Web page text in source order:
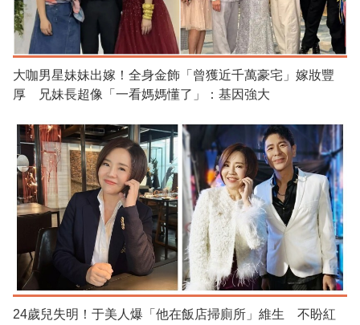
大咖男星妹妹出嫁！全身金飾「曾獲近千萬豪宅」嫁妝豐
厚 兄妹長超像「一看媽媽懂了」：基因強大
24歲兒失明！于美人爆「他在飯店掃廁所」維生 不盼紅